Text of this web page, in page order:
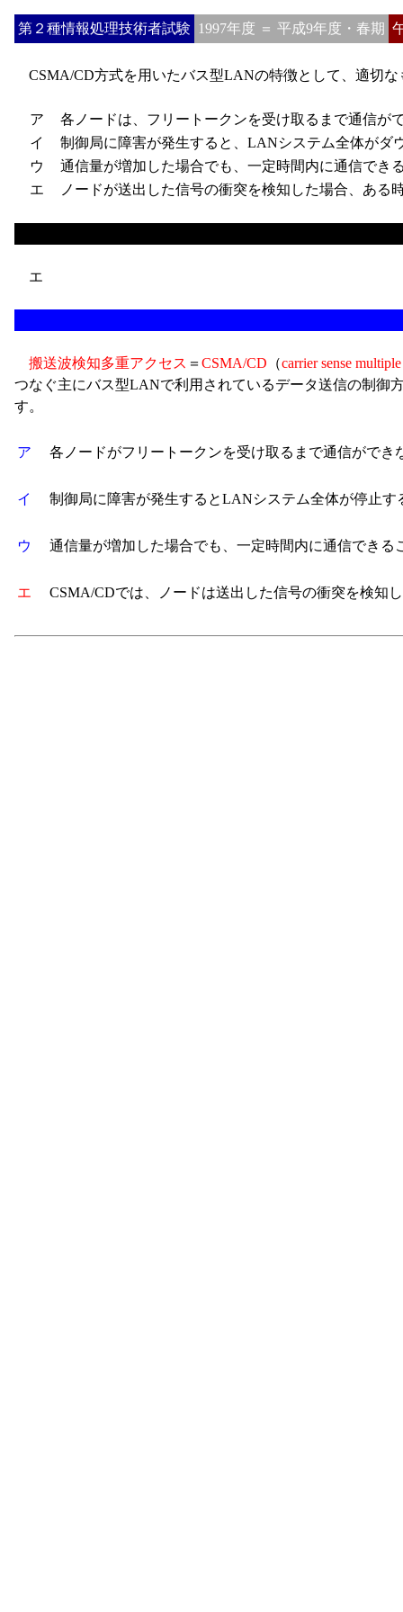
第２種情報処理技術者試験 1997年度 ＝ 平成9年度・春期
CSMA/CD方式を用いたバス型LANの特徴として、適切な
ア
各ノードは、フリートークンを受け取るまで通信が
イ
制御局に障害が発生すると、LANシステム全体がダ
ウ
通信量が増加した場合でも、一定時間内に通信でき
エ
ノードが送出した信号の衝突を検知した場合、ある
エ
搬送波検知多重アクセス ＝ CSMA/CD （carrier sense
つなぐ主にバス型LANで利用されているデータ送信の制御
す。
ア 各ノードがフリートークンを受け取るまで通信ができ
イ 制御局に障害が発生するとLANシステム全体が停止す
ウ 通信量が増加した場合でも、一定時間内に通信できる
エ CSMA/CDでは、ノードは送出した信号の衝突を検知